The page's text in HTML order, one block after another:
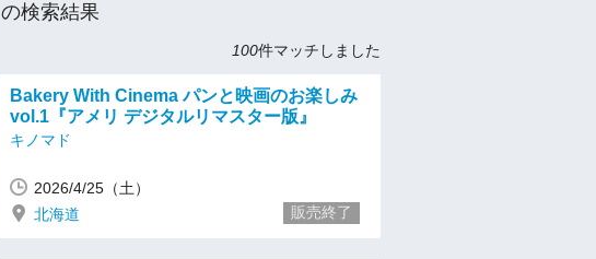
の検索結果
100件マッチしました
Bakery With Cinema パンと映画のお楽しみ
vol.1『アメリ デジタルリマスター版』
キノマド
2026/4/25（土）
北海道
販売終了